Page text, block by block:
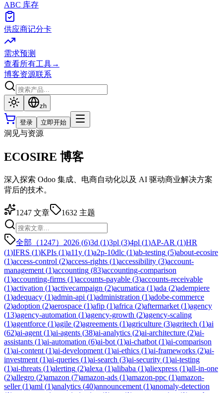
ABC 库存
供应商记分卡
需求预测
查看所有工具→
博客资源联系
zh
登录 立即开始
洞见与资源
ECOSIRE 博客
深入探索 Odoo 集成、电商自动化以及 AI 驱动商业解决方案
背后的技术。
1247 文章 1632 主题
全部（1247） 2026 (6)3d (1)3pl (3)4pl (1)AP-AR (1)HR
(1)IFRS (1)KPIs (1)a11y (1)a2p-10dlc (1)ab-testing (5)about-ecosire
(1)access-control (2)access-rights (1)accessibility (3)account-
management (1)accounting (83)accounting-comparison
(1)accounting-firms (1)accounts-payable (3)accounts-receivable
(1)activation (1)activecampaign (2)acumatica (1)ada (2)adempiere
(1)adequacy (1)admin-api (1)administration (1)adobe-commerce
(2)adoption (2)aerospace (1)afip (1)africa (2)aftermarket (1)agency
(13)agency-automation (1)agency-growth (2)agency-scaling
(1)agentforce (1)agile (2)agreements (1)agriculture (3)agritech (1)ai
(62)ai-agent (1)ai-agents (38)ai-analytics (2)ai-architecture (2)ai-
assistants (1)ai-automation (6)ai-bot (1)ai-chatbot (1)ai-comparison
(1)ai-content (1)ai-development (1)ai-ethics (1)ai-frameworks (2)ai-
investment (1)ai-queries (1)ai-search (3)ai-security (1)ai-testing
(1)ai-threats (1)alerting (2)alexa (1)alibaba (1)aliexpress (1)all-in-one
(2)allegro (2)amazon (7)amazon-ads (1)amazon-ppc (1)amazon-
seller(1)aml (1)analytics (40)announcement (1)anomaly-detection